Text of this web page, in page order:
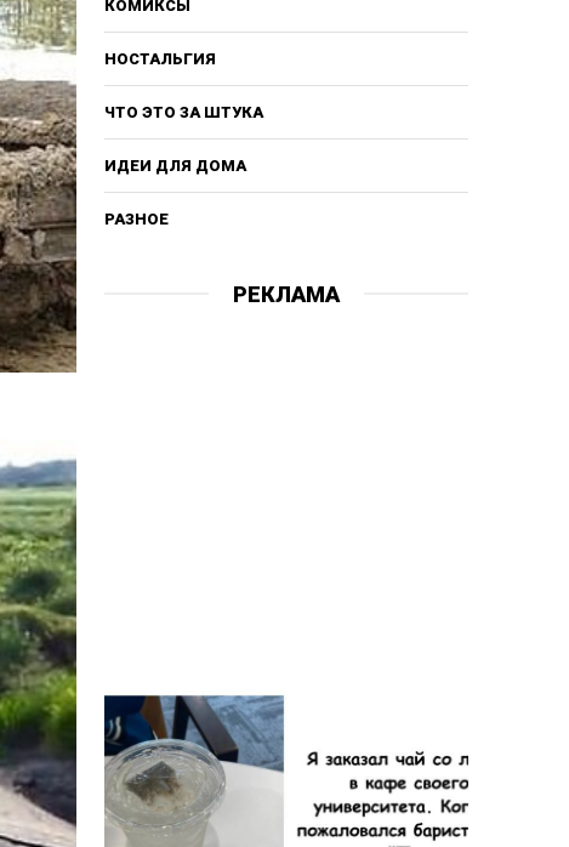
КОМИКСЫ
НОСТАЛЬГИЯ
ЧТО ЭТО ЗА ШТУКА
ИДЕИ ДЛЯ ДОМА
РАЗНОЕ
РЕКЛАМА